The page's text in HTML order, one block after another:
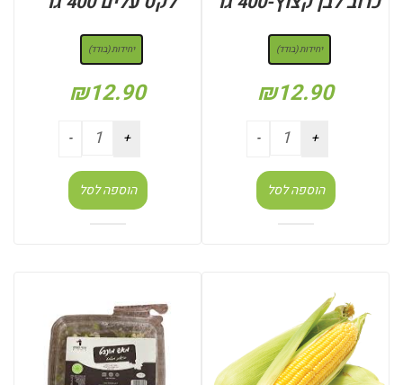
יחידות (בודד)
₪12.90
הוספה לסל
יחידות (בודד)
₪12.90
הוספה לסל